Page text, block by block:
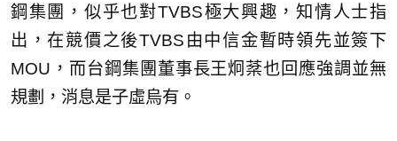
鋼集團，似乎也對TVBS極大興趣，知情人士指
出，在競價之後TVBS由中信金暫時領先並簽下
MOU，而台鋼集團董事長王炯棻也回應強調並無
規劃，消息是子虛烏有。